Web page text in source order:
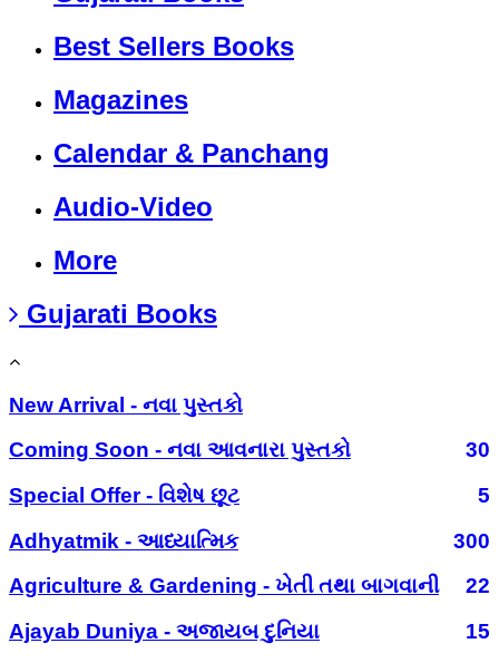
Best Sellers Books
Magazines
Calendar & Panchang
Audio-Video
More
Gujarati Books
New Arrival - નવા પુસ્તકો
Coming Soon - નવા આવનારા પુસ્તકો
30
Special Offer - વિશેષ છૂટ
5
Adhyatmik - આધ્યાત્મિક
300
Agriculture & Gardening - ખેતી તથા બાગવાની
22
Ajayab Duniya - અજાયબ દુનિયા
15